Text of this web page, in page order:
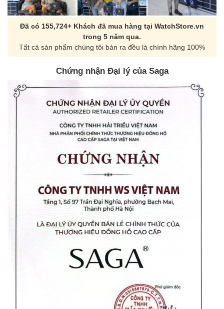
Đã có 155,724+ Khách đã mua hàng tại WatchStore.vn
trong 5 năm qua.
Tất cả sản phẩm chúng tôi bán ra đều là chính hãng 100%
Chứng nhận Đại lý của Saga